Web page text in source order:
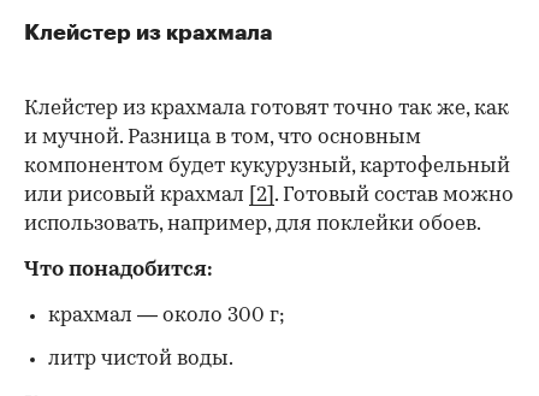
Клейстер из крахмала
Клейстер из крахмала готовят точно так же, как
и мучной. Разница в том, что основным
компонентом будет кукурузный, картофельный
или рисовый крахмал
[2] . Готовый состав можно
использовать, например, для поклейки обоев.
Что понадобится:
крахмал — около 300 г;
литр чистой воды.